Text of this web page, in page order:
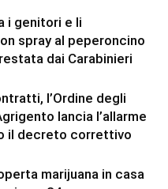
i genitori e li
spray al peperoncino
dai Carabinieri
l’Ordine degli
lancia l’allarme
il decreto correttivo
marijuana in casa